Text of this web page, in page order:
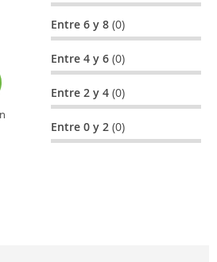
Entre 6 y 8(0)
Entre 4 y 6(0)
Entre 2 y 4(0)
Entre 0 y 2(0)